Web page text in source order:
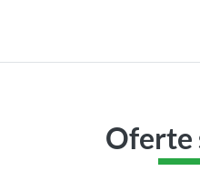
Oferte